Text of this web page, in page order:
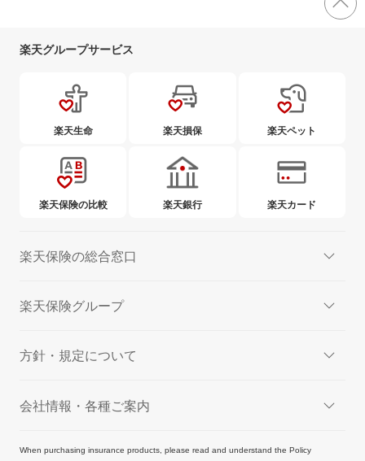
楽天グループサービス
楽天生命 楽天損保 楽天ペット
楽天保険の比較 楽天銀行 楽天カード
楽天保険の総合窓口
楽天保険グループ
方針・規定について
会社情報・各種ご案内
When purchasing insurance products, please read and understand the Policy